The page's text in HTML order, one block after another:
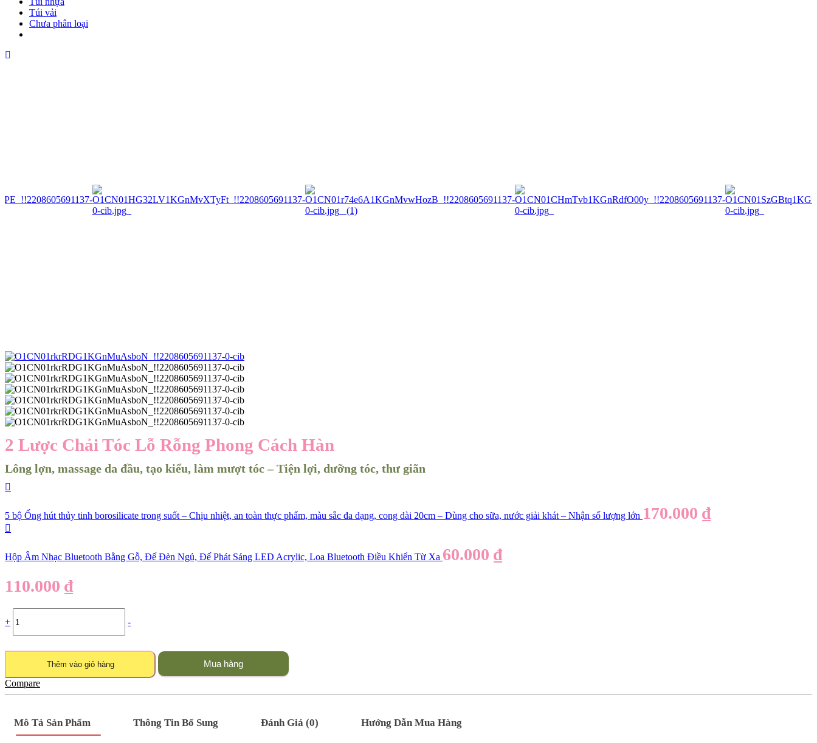
Túi vải
Chưa phân loại
2 Lược Chải Tóc Lỗ Rỗng Phong Cách Hàn
Lông lợn, massage da đầu, tạo kiểu, làm mượt tóc – Tiện lợi, dưỡng tóc, thư giãn
5 bộ Ống hút thủy tinh borosilicate trong suốt – Chịu nhiệt, an toàn thực phẩm, màu sắc đa dạng, cong dài 20cm – Dùng cho sữa, nước giải khát – Nhận số lượng lớn 170.000 ₫
Hộp Âm Nhạc Bluetooth Bằng Gỗ, Đế Đèn Ngủ, Đế Phát Sáng LED Acrylic, Loa Bluetooth Điều Khiển Từ Xa 60.000 ₫
110.000 ₫
Lược
chải
phong
cách
Lông
lợn,
+ -
Thêm vào giỏ hàng
Mua hàng
Compare
Mô Tả Sản Phẩm Thông Tin Bổ Sung Đánh Giá (0) Hướng Dẫn Mua Hàng